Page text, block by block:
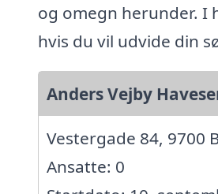
og omegn herunder. I
hvis du vil udvide din
Anders Vejby
Vestergade 84, 9700
Ansatte: 0